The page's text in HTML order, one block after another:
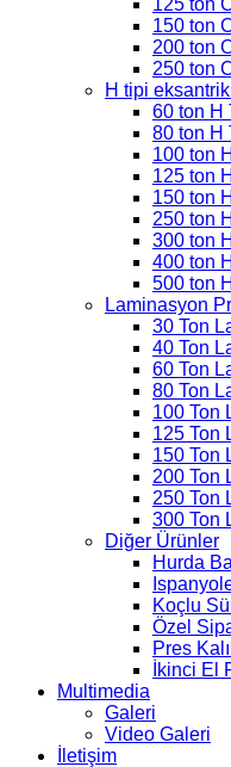
125 ton
150 ton
200 ton
250 ton
H tipi
60 ton H
80 ton H
100 ton
125 ton
150 ton
250 ton
300 ton
400 ton
500 ton
Laminasyon
30 Ton
40 Ton
60 Ton
80 Ton
100 Ton
125 Ton
150 Ton
200 Ton
250 Ton
300 Ton
Diğer Ürünler
Hurda
Koçlu
Özel
Pres
İkinci El
Multimedia
Galeri
Video Galeri
İletişim